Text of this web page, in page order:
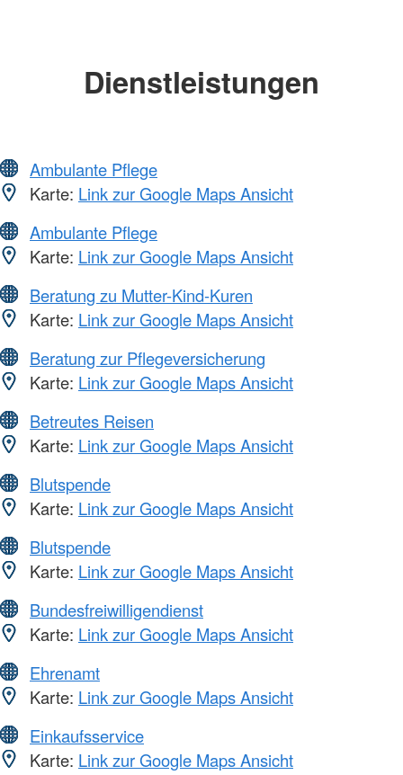
Dienstleistungen
Ambulante Pflege
Karte: Link zur Google Maps Ansicht
Ambulante Pflege
Karte: Link zur Google Maps Ansicht
Beratung zu Mutter-Kind-Kuren
Karte: Link zur Google Maps Ansicht
Beratung zur Pflegeversicherung
Karte: Link zur Google Maps Ansicht
Betreutes Reisen
Karte: Link zur Google Maps Ansicht
Blutspende
Karte: Link zur Google Maps Ansicht
Blutspende
Karte: Link zur Google Maps Ansicht
Bundesfreiwilligendienst
Karte: Link zur Google Maps Ansicht
Ehrenamt
Karte: Link zur Google Maps Ansicht
Einkaufsservice
Karte: Link zur Google Maps Ansicht